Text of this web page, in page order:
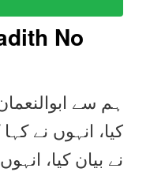
No
ہم سے
کیا، انہوں نے
نے بیان کیا،